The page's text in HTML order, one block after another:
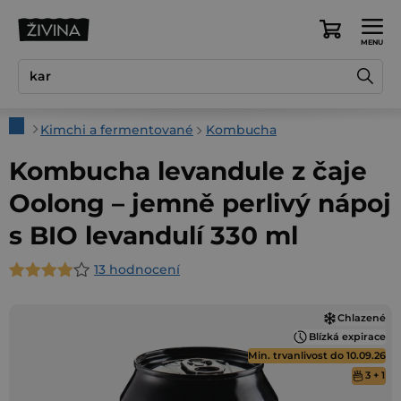
Nákupní
DomůKimchi a fermentované Kombucha
Kombucha levandule z čaje
Oolong – jemně perlivý nápoj
s BIO levandulí 330 ml
Průměrné
13 hodnocení
Chlazené
Blízká expirace
Min. trvanlivost do 10.09.26
3 + 1